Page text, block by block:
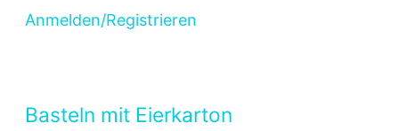
Anmelden/Registrieren
Basteln mit Eierkarton